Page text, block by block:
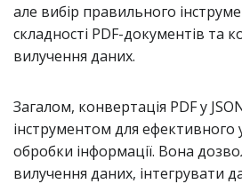
але вибір правильного
складності PDF-документів та
вилучення даних.
Загалом, конвертація PDF у
інструментом для ефективного
обробки інформації. Вона
вилучення даних, інтегрувати